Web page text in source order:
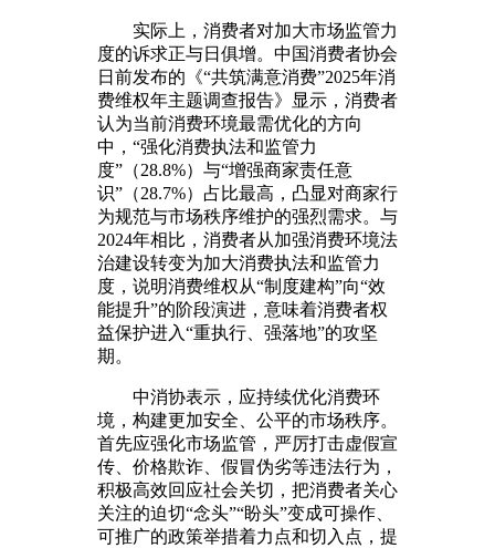
实际上，消费者对加大市场监管力
度的诉求正与日俱增。中国消费者协会
日前发布的《“共筑满意消费”2025年消
费维权年主题调查报告》显示，消费者
认为当前消费环境最需优化的方向
中，“强化消费执法和监管力
度”（28.8%）与“增强商家责任意
识”（28.7%）占比最高，凸显对商家行
为规范与市场秩序维护的强烈需求。与
2024年相比，消费者从加强消费环境法
治建设转变为加大消费执法和监管力
度，说明消费维权从“制度建构”向“效
能提升”的阶段演进，意味着消费者权
益保护进入“重执行、强落地”的攻坚
期。
中消协表示，应持续优化消费环
境，构建更加安全、公平的市场秩序。
首先应强化市场监管，严厉打击虚假宣
传、价格欺诈、假冒伪劣等违法行为，
积极高效回应社会关切，把消费者关心
关注的迫切“念头”“盼头”变成可操作、
可推广的政策举措着力点和切入点，提